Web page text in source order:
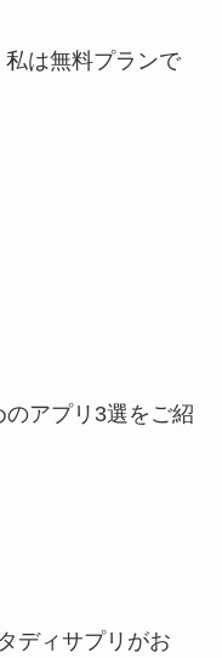
は無料プランで
アプリ3選をご紹
ディサプリがお